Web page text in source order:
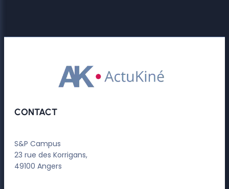
CONTACT
S&P Campus
23 rue des Korrigans,
49100 Angers